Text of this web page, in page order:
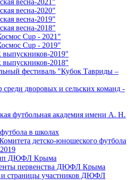
весна-2021"
весна-2020"
весна-2019"
весна-2018"
Cup - 2021"
Cup - 2019"
выпускников-2019"
выпускников-2018"
фестиваль "Кубок Тавриды –
среди дворовых и сельских команд -
футбольная академия имени А. Н.
в школах
детско-юношеского футбола
ДЮФЛ Крыма
первенства ДЮФЛ Крыма
страницы участников ДЮФЛ